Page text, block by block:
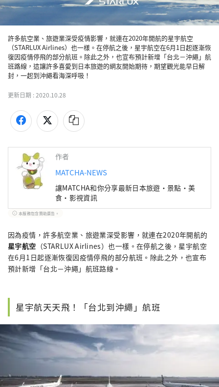
許多航空業、旅遊業深受疫情影響，就連在2020年開航的星宇航空
（STARLUX Airlines）也一樣。在停航之後，星宇航空在6月1日起逐漸恢
復因疫情停飛的部分航班。除此之外，也宣布預計新增「台北－沖繩」航
班路線，這讓許多喜愛到日本旅遊的網友開始期待，期望觀光能早日解
封，一起到沖繩看海深呼吸！
更新日期 :2020.10.28
作者
MATCHA-NEWS
讓MATCHA和你分享最新日本旅遊・景點・美
食・影視資訊
本服務包含贊助廣告。
因為疫情，許多航空業、旅遊業深受影響，就連在2020年開航的
星宇航空 （STARLUX Airlines）也一樣。在停航之後，星宇航空
在6月1日起逐漸恢復因疫情停飛的部分航班。除此之外，也宣布
預計新增「台北－沖繩」航班路線。
星宇航天天飛！「台北到沖繩」航班